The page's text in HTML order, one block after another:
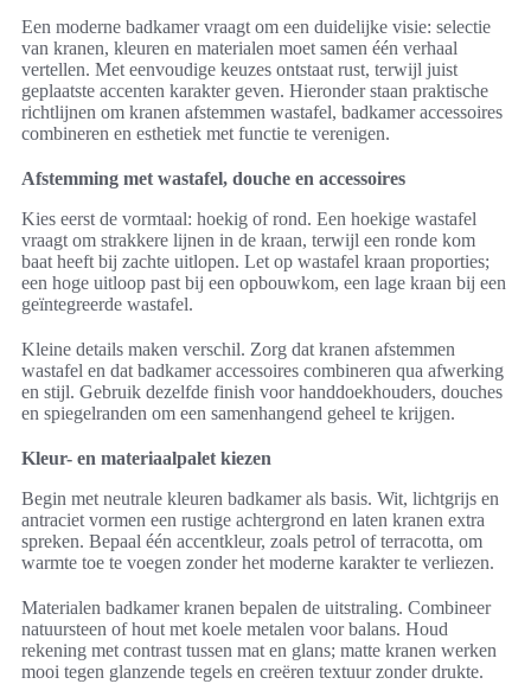
Een moderne badkamer vraagt om een duidelijke visie: selectie
van kranen, kleuren en materialen moet samen één verhaal
vertellen. Met eenvoudige keuzes ontstaat rust, terwijl juist
geplaatste accenten karakter geven. Hieronder staan praktische
richtlijnen om kranen afstemmen wastafel, badkamer accessoires
combineren en esthetiek met functie te verenigen.
Afstemming met wastafel, douche en accessoires
Kies eerst de vormtaal: hoekig of rond. Een hoekige wastafel
vraagt om strakkere lijnen in de kraan, terwijl een ronde kom
baat heeft bij zachte uitlopen. Let op wastafel kraan proporties;
een hoge uitloop past bij een opbouwkom, een lage kraan bij een
geïntegreerde wastafel.
Kleine details maken verschil. Zorg dat kranen afstemmen
wastafel en dat badkamer accessoires combineren qua afwerking
en stijl. Gebruik dezelfde finish voor handdoekhouders, douches
en spiegelranden om een samenhangend geheel te krijgen.
Kleur- en materiaalpalet kiezen
Begin met neutrale kleuren badkamer als basis. Wit, lichtgrijs en
antraciet vormen een rustige achtergrond en laten kranen extra
spreken. Bepaal één accentkleur, zoals petrol of terracotta, om
warmte toe te voegen zonder het moderne karakter te verliezen.
Materialen badkamer kranen bepalen de uitstraling. Combineer
natuursteen of hout met koele metalen voor balans. Houd
rekening met contrast tussen mat en glans; matte kranen werken
mooi tegen glanzende tegels en creëren textuur zonder drukte.